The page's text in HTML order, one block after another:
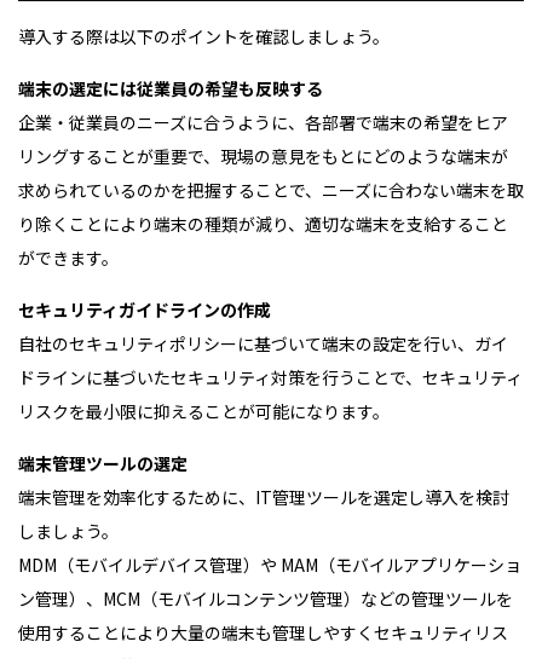
導入する際は以下のポイントを確認しましょう。
端末の選定には従業員の希望も反映する
企業・従業員のニーズに合うように、各部署で端末の希望をヒア
リングすることが重要で、現場の意見をもとにどのような端末が
求められているのかを把握することで、ニーズに合わない端末を取
り除くことにより端末の種類が減り、適切な端末を支給すること
ができます。
セキュリティガイドラインの作成
自社のセキュリティポリシーに基づいて端末の設定を行い、ガイ
ドラインに基づいたセキュリティ対策を行うことで、セキュリティ
リスクを最小限に抑えることが可能になります。
端末管理ツールの選定
端末管理を効率化するために、IT管理ツールを選定し導入を検討
しましょう。
MDM（モバイルデバイス管理）や MAM（モバイルアプリケーショ
ン管理）、MCM（モバイルコンテンツ管理）などの管理ツールを
使用することにより大量の端末も管理しやすくセキュリティリス